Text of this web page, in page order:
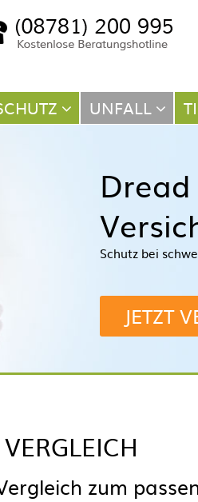
UNFALL
Schutz bei
JETZT
zum